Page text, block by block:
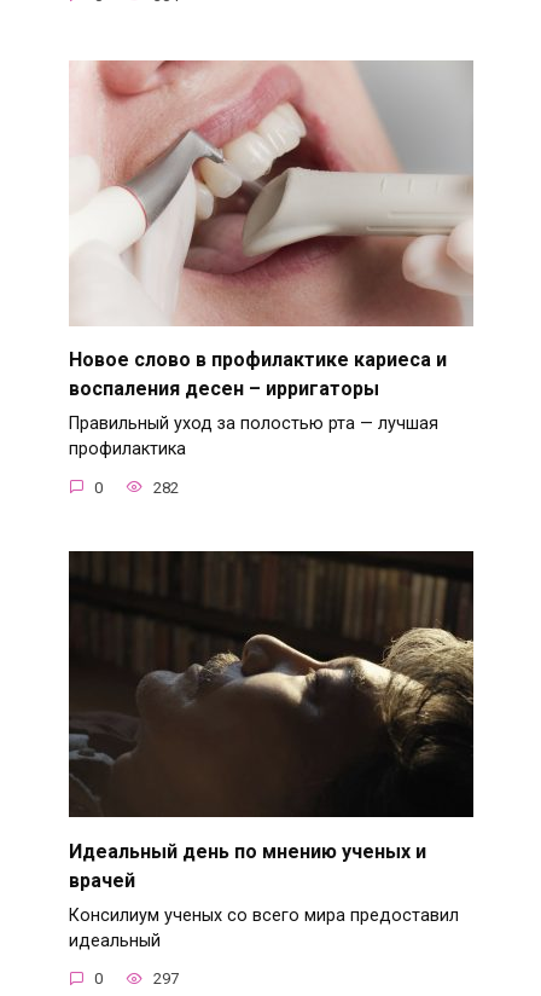
Новое слово в профилактике кариеса и
воспаления десен – ирригаторы
Правильный уход за полостью рта — лучшая
профилактика
0 282
Идеальный день по мнению ученых и
врачей
Консилиум ученых со всего мира предоставил
идеальный
0 297